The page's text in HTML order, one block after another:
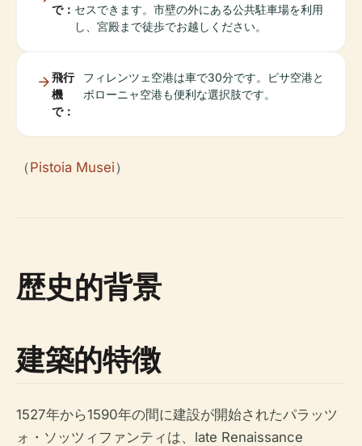
で： セスできます。市壁の外にある公共駐車場を利用
し、宮殿まで徒歩でお越しください。
飛行
機
で：
フィレンツェ空港は車で30分です。ピサ空港と
ボローニャ空港も便利な選択肢です。
（Pistoia Musei）
歴史的背景
建築的特徴
1527年から1590年の間に建設が開始されたパラッツ
ォ・ソッツィファンティは、late Renaissance